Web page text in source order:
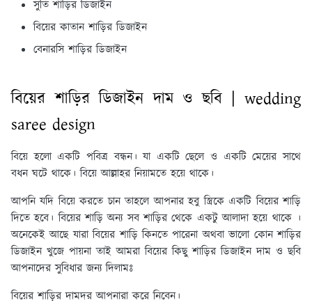
সুতি শাড়ির ডিজাইন
বিয়ের কাতান শাড়ির ডিজাইন
বেনারসি শাড়ির ডিজাইন
বিয়ের শাড়ির ডিজাইন দাম ও ছবি | wedding
saree design
বিয়ে হলো একটি পবিত্র বন্ধন। যা একটি ছেলে ও একটি মেয়ের সাথে
বধন ঘটে থাকে। বিয়ে আল্লাহর নিয়ামতে হয়ে থাকে।
আপনি যদি বিয়ে করতে চান তাহলে আপনার হবু স্ত্রিকে একটি বিয়ের শাড়ি
দিতে হবে। বিয়ের শাড়ি অন্য সব শাড়ির থেকে একটু আলাদা হয়ে থাকে ।
অনেকেই আছে যারা বিয়ের শাড়ি কিনতে পারেনা অথবা ভালো কোন শাড়ির
ডিজাইন খুজে পায়না তাই আমরাবিয়ের কিছু শাড়ির ডিজাইন দাম ও ছবি
আপনাদের সুবিধার জন্য দিলামঃ
বিয়ের শাড়ির দামদর আপনারা করে নিবেন।